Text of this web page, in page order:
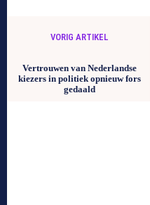
VORIG ARTIKEL
Vertrouwen van Nederlandse
kiezers in politiek opnieuw fors
gedaald